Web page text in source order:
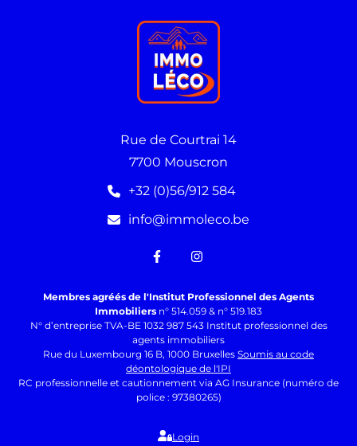
Rue de Courtrai 14
7700 Mouscron
+32 (0)56/912 584
info@immoleco.be
Membres agréés de l'Institut Professionnel des Agents
Immobiliers n° 514.059 & n° 519.183
N° d’entreprise TVA-BE 1032 987 543 Institut professionnel des
agents immobiliers
Rue du Luxembourg 16 B, 1000 Bruxelles Soumis au code
déontologique de l'IPI
RC professionnelle et cautionnement via AG Insurance (numéro de
police : 97380265)
Login